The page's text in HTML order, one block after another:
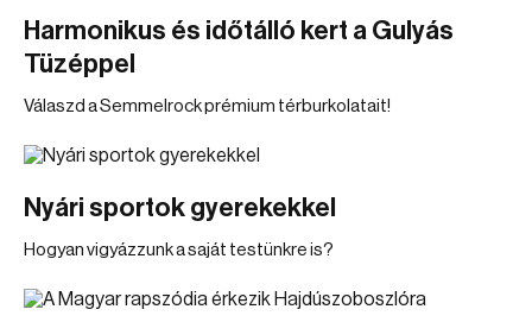
Harmonikus és időtálló kert a Gulyás
Tüzéppel
Válaszd a Semmelrock prémium térburkolatait!
Nyári sportok gyerekekkel
Hogyan vigyázzunk a saját testünkre is?